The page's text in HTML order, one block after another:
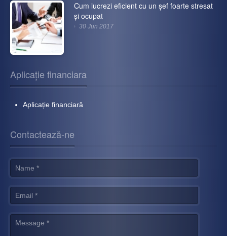
Cum lucrezi eficient cu un șef foarte stresat
și ocupat
30 Jun 2017
Aplicație financiara
Aplicație financiară
Contactează-ne